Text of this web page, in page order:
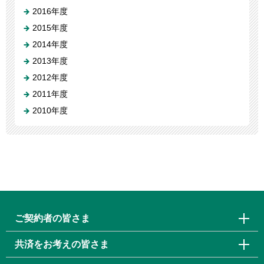
2016年度
2015年度
2014年度
2013年度
2012年度
2011年度
2010年度
ご契約者の皆さま
共済をお考えの皆さま